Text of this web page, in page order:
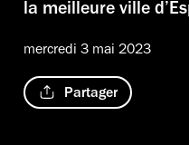
la meilleure ville
mercredi 3 mai 2023
Partager